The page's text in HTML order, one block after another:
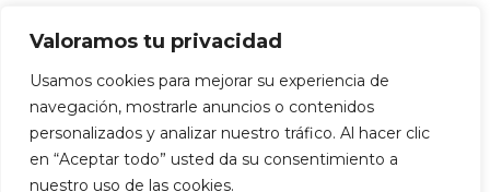
Valoramos tu privacidad
Usamos cookies para mejorar su experiencia de
navegación, mostrarle anuncios o contenidos
personalizados y analizar nuestro tráfico. Al hacer clic
en “Aceptar todo” usted da su consentimiento a
nuestro uso de las cookies.